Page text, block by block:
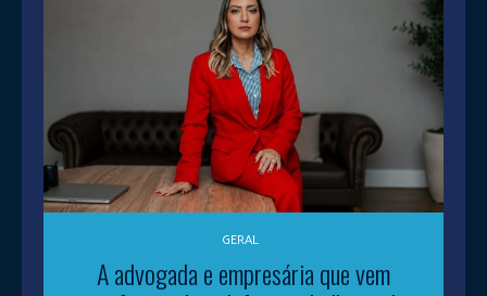
GERAL
A advogada e empresária que vem